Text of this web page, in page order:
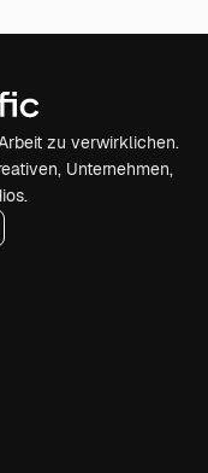
zu verwirklichen.
Unternehmen,